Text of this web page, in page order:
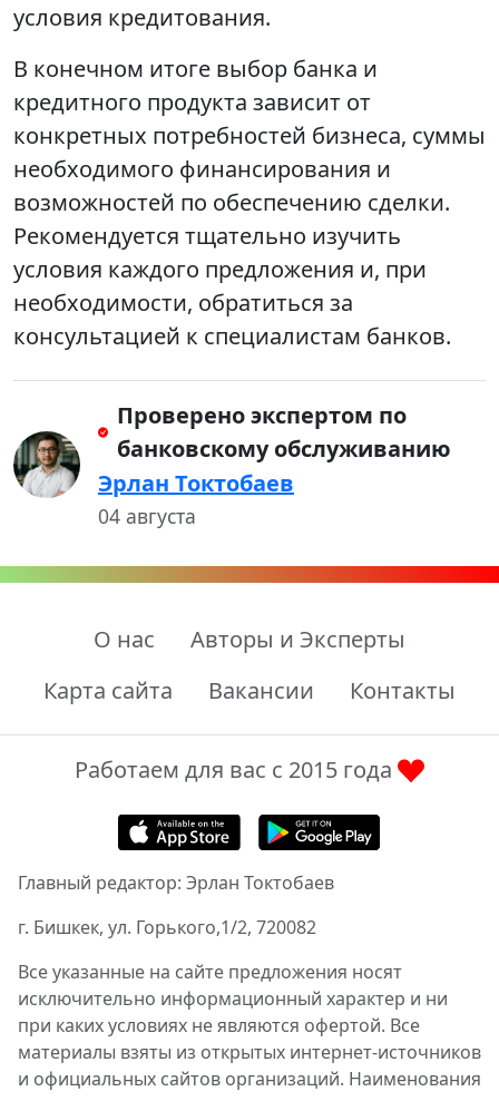
условия кредитования.
В конечном итоге выбор банка и
кредитного продукта зависит от
конкретных потребностей бизнеса, суммы
необходимого финансирования и
возможностей по обеспечению сделки.
Рекомендуется тщательно изучить
условия каждого предложения и, при
необходимости, обратиться за
консультацией к специалистам банков.
Проверено экспертом по
банковскому обслуживанию
Эрлан Токтобаев
04 августа
О нас
Авторы и Эксперты
Карта сайта
Вакансии Контакты
Работаем для вас с 2015 года
Главный редактор: Эрлан Токтобаев
г. Бишкек, ул. Горького,1/2, 720082
Все указанные на сайте предложения носят
исключительно информационный характер и ни
при каких условиях не являются офертой. Все
материалы взяты из открытых интернет-источников
и официальных сайтов организаций. Наименования